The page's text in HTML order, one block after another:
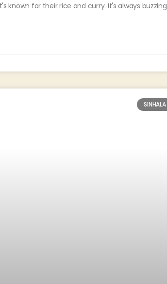
known for their rice and curry. It's always buzzing
SINHALA